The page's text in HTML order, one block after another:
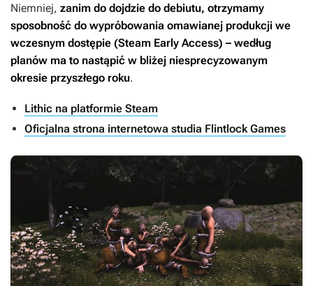
Niemniej, zanim do dojdzie do debiutu, otrzymamy
sposobność do wypróbowania omawianej produkcji we
wczesnym dostępie (Steam Early Access) – według
planów ma to nastąpić w bliżej niesprecyzowanym
okresie przyszłego roku.
Lithic na platformie Steam
Oficjalna strona internetowa studia Flintlock Games